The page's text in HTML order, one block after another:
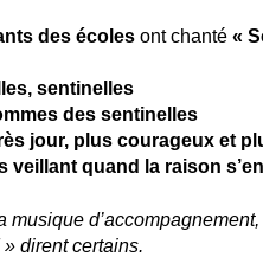
des écoles ont chanté «
sentinelles
des sentinelles
jour, plus courageux et
veillant quand la raison
musique
dirent certains.